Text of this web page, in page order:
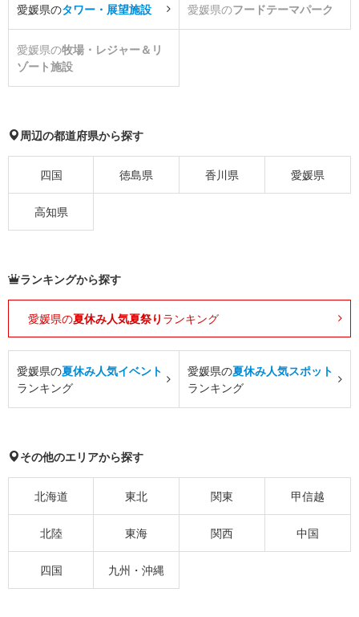
愛媛県のタワー・展望施設 愛媛県のフードテーマパーク
愛媛県の牧場・レジャー＆リ
ゾート施設
周辺の都道府県から探す
四国 徳島県 香川県 愛媛県
高知県
ランキングから探す
愛媛県の夏休み人気夏祭り ランキング
愛媛県の夏休み人気イベント
ランキング
愛媛県の夏休み人気スポット
ランキング
その他のエリアから探す
北海道 東北 関東 甲信越
北陸 東海 関西 中国
四国 九州・沖縄